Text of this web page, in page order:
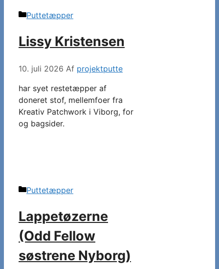
Kategorier
Puttetæpper
Lissy Kristensen
10. juli 2026 Af projektputte
har syet restetæpper af
doneret stof, mellemfoer fra
Kreativ Patchwork i Viborg, for
og bagsider.
Kategorier
Puttetæpper
Lappetøzerne
(Odd Fellow
søstrene Nyborg)